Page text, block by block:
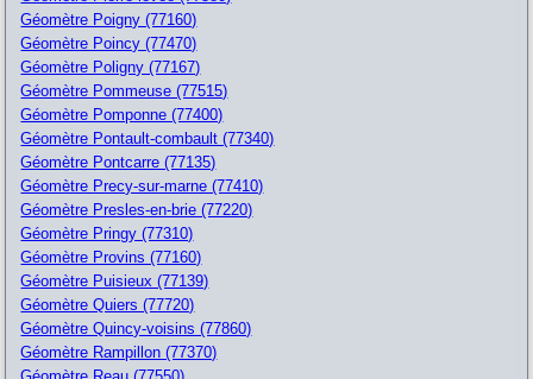
Géomètre Poigny (77160)
Géomètre Poincy (77470)
Géomètre Poligny (77167)
Géomètre Pommeuse (77515)
Géomètre Pomponne (77400)
Géomètre Pontault-combault (77340)
Géomètre Pontcarre (77135)
Géomètre Precy-sur-marne (77410)
Géomètre Presles-en-brie (77220)
Géomètre Pringy (77310)
Géomètre Provins (77160)
Géomètre Puisieux (77139)
Géomètre Quiers (77720)
Géomètre Quincy-voisins (77860)
Géomètre Rampillon (77370)